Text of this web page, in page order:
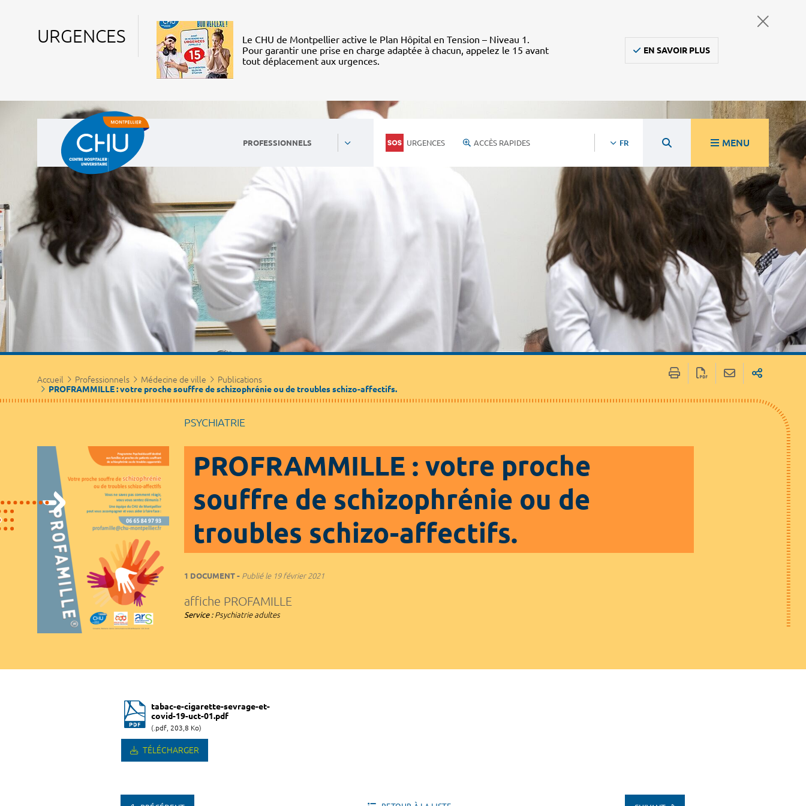
URGENCES
Le CHU de Montpellier active le Plan Hôpital en Tension – Niveau 1.
Pour garantir une prise en charge adaptée à chacun, appelez le 15 avant
tout déplacement aux urgences.
EN SAVOIR PLUS
PROFESSIONNELS URGENCES ACCÈS RAPIDES FR MENU
Ambulanciers, taxis, vsl
Journalistes / Médias Marchés publics
Partenaires / Associations
Accueil Professionnels Médecine de ville
Publications
PROFRAMMILLE : votre proche souffre de schizophrénie ou de troubles schizo-affectifs.
PSYCHIATRIE
PROFRAMMILLE : votre proche
souffre de schizophrénie ou de
troubles schizo-affectifs.
1 DOCUMENT Publié le19 février 2021
affiche PROFAMILLE
Service : Psychiatrie adultes
tabac-e-cigarette-sevrage-et-
covid-19-uct-01.pdf
(.pdf, 203,8 Ko)
TÉLÉCHARGER